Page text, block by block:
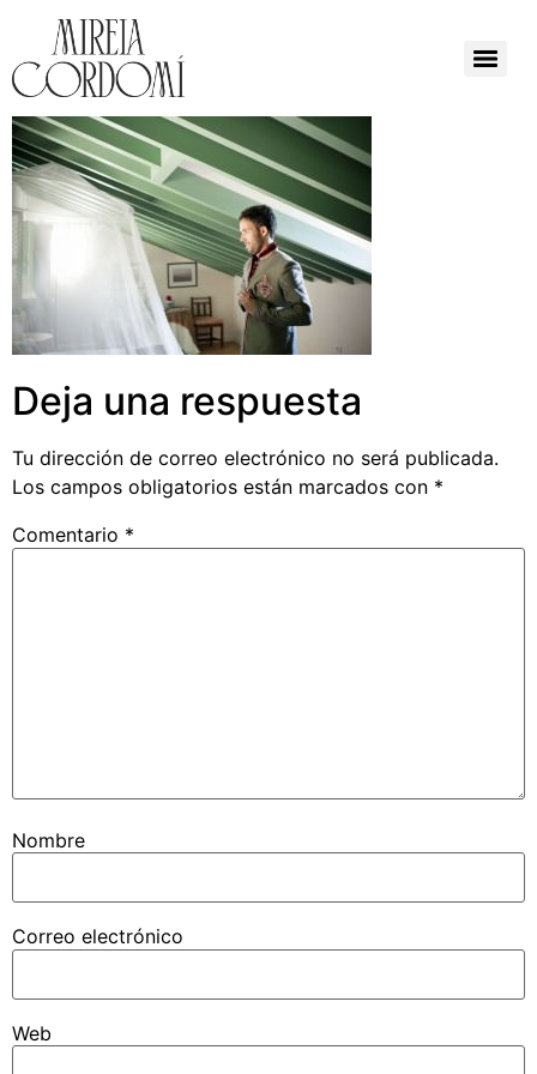
Deja una respuesta
Tu dirección de correo electrónico no será publicada.
Los campos obligatorios están marcados con *
Comentario *
Nombre
Correo electrónico
Web